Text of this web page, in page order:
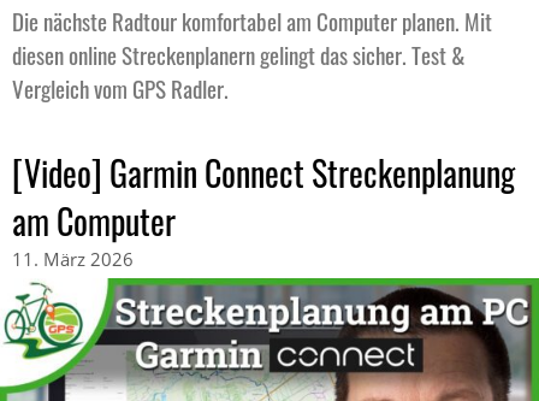
Die nächste Radtour komfortabel am Computer planen. Mit
diesen online Streckenplanern gelingt das sicher. Test &
Vergleich vom GPS Radler.
[Video] Garmin Connect Streckenplanung
am Computer
11. März 2026